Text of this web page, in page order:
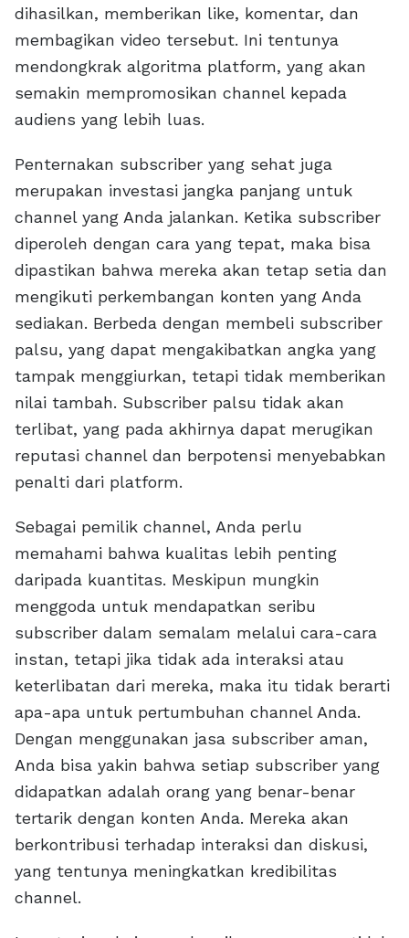
dihasilkan, memberikan like, komentar, dan
membagikan video tersebut. Ini tentunya
mendongkrak algoritma platform, yang akan
semakin mempromosikan channel kepada
audiens yang lebih luas.
Penternakan subscriber yang sehat juga
merupakan investasi jangka panjang untuk
channel yang Anda jalankan. Ketika subscriber
diperoleh dengan cara yang tepat, maka bisa
dipastikan bahwa mereka akan tetap setia dan
mengikuti perkembangan konten yang Anda
sediakan. Berbeda dengan membeli subscriber
palsu, yang dapat mengakibatkan angka yang
tampak menggiurkan, tetapi tidak memberikan
nilai tambah. Subscriber palsu tidak akan
terlibat, yang pada akhirnya dapat merugikan
reputasi channel dan berpotensi menyebabkan
penalti dari platform.
Sebagai pemilik channel, Anda perlu
memahami bahwa kualitas lebih penting
daripada kuantitas. Meskipun mungkin
menggoda untuk mendapatkan seribu
subscriber dalam semalam melalui cara-cara
instan, tetapi jika tidak ada interaksi atau
keterlibatan dari mereka, maka itu tidak berarti
apa-apa untuk pertumbuhan channel Anda.
Dengan menggunakan jasa subscriber aman,
Anda bisa yakin bahwa setiap subscriber yang
didapatkan adalah orang yang benar-benar
tertarik dengan konten Anda. Mereka akan
berkontribusi terhadap interaksi dan diskusi,
yang tentunya meningkatkan kredibilitas
channel.